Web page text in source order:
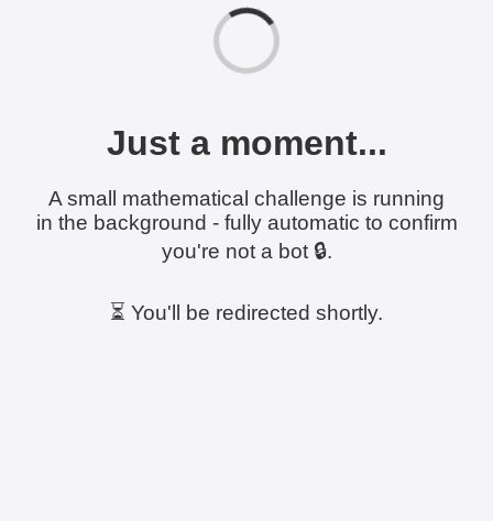
Just a moment...
A small mathematical challenge is running
in the background - fully automatic to confirm
you're not a bot 🔒.
⏳ You'll be redirected shortly.